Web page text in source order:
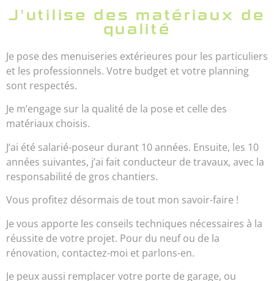
J'utilise des matériaux de
qualité
Je pose des menuiseries extérieures pour les particuliers
et les professionnels. Votre budget et votre planning
sont respectés.
Je m’engage sur la qualité de la pose et celle des
matériaux choisis.
J’ai été salarié-poseur durant 10 années. Ensuite, les 10
années suivantes, j’ai fait conducteur de travaux, avec la
responsabilité de gros chantiers.
Vous profitez désormais de tout mon savoir-faire !
Je vous apporte les conseils techniques nécessaires à la
réussite de votre projet. Pour du neuf ou de la
rénovation, contactez-moi et parlons-en.
Je peux aussi remplacer votre porte de garage, ou